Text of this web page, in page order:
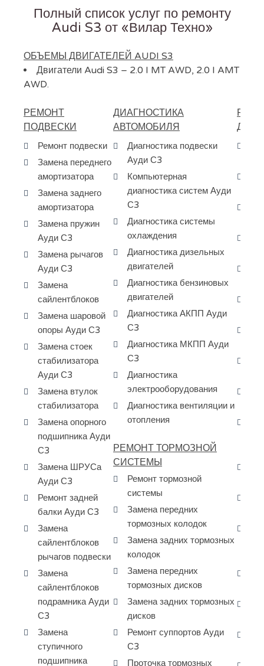
Полный список услуг по ремонту
Audi S3 от «Вилар Техно»
ОБЪЕМЫ ДВИГАТЕЛЕЙ AUDI S3
Двигатели Audi S3 – 2.0 I MT AWD, 2.0 I AMT
AWD.
РЕМОНТ
ПОДВЕСКИ
Ремонт подвески
Замена переднего
амортизатора
Замена заднего
амортизатора
Замена пружин
Ауди С3
Замена рычагов
Ауди С3
Замена
сайлентблоков
Замена шаровой
опоры Ауди С3
Замена стоек
стабилизатора
Ауди С3
Замена втулок
стабилизатора
Замена опорного
подшипника Ауди
С3
Замена ШРУСа
Ауди С3
Ремонт задней
балки Ауди С3
Замена
сайлентблоков
рычагов подвески
Замена
сайлентблоков
подрамника Ауди
С3
Замена
ступичного
подшипника
ДИАГНОСТИКА
АВТОМОБИЛЯ
Диагностика подвески
Ауди С3
Компьютерная
диагностика систем Ауди
С3
Диагностика системы
охлаждения
Диагностика дизельных
двигателей
Диагностика бензиновых
двигателей
Диагностика АКПП Ауди
С3
Диагностика МКПП Ауди
С3
Диагностика
электрооборудования
Диагностика вентиляции и
отопления
РЕМОНТ ТОРМОЗНОЙ
СИСТЕМЫ
Ремонт тормозной
системы
Замена передних
тормозных колодок
Замена задних тормозных
колодок
Замена передних
тормозных дисков
Замена задних тормозных
дисков
Ремонт суппортов Ауди
С3
Проточка тормозных